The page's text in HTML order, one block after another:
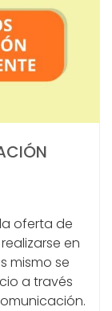
oferta de
en
mismo se
a través